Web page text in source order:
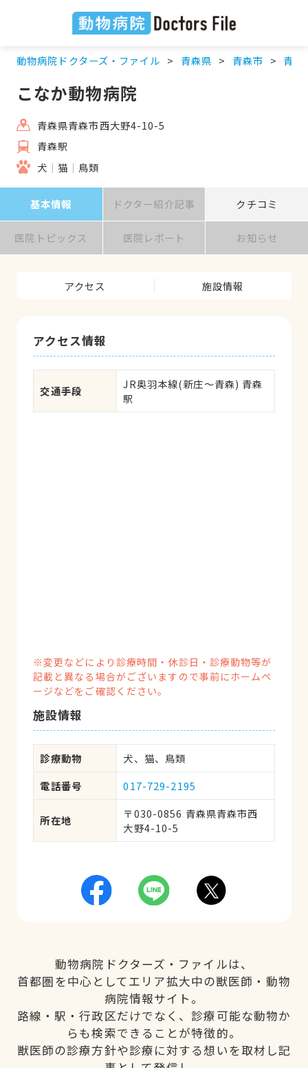
動物病院ドクターズ・ファイル 青森県 青森市 青森
こなか動物病院
青森県青森市西大野4-10-5
青森駅
犬
猫 鳥類
基本情報 ドクター紹介記事 クチコミ
医院トピックス 医院レポート お知らせ
アクセス 施設情報
アクセス情報
交通手段
JR奥羽本線(新庄～青森) 青森
駅
※変更などにより診療時間・休診日・診療動物等が
記載と異なる場合がございますので事前にホームペ
ージなどをご確認ください。
施設情報
診療動物
犬、猫、鳥類
電話番号
017-729-2195
所在地
〒030-0856 青森県青森市西
大野4-10-5
動物病院ドクターズ・ファイルは、
首都圏を中心としてエリア拡大中の獣医師・動物
病院情報サイト。
路線・駅・行政区だけでなく、診療可能な動物か
らも検索できることが特徴的。
獣医師の診療方針や診療に対する想いを取材し記